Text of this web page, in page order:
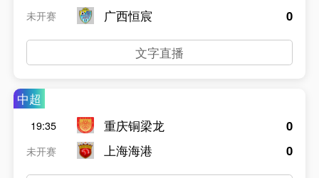
未开赛
广西恒宸
0
文字直播
中超
19:35
未开赛
重庆铜梁龙
上海海港
0
0